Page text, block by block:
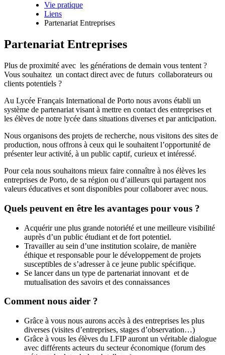
Fil
Vie pratique
Liens
Partenariat Entreprises
Partenariat Entreprises
Plus de proximité avec les générations de demain vous tentent ?
Vous souhaitez un contact direct avec de futurs collaborateurs ou
clients potentiels ?
Au Lycée Français International de Porto nous avons établi un
système de partenariat visant à mettre en contact des entreprises et
les élèves de notre lycée dans situations diverses et par anticipation.
Nous organisons des projets de recherche, nous visitons des sites de
production, nous offrons à ceux qui le souhaitent l’opportunité de
présenter leur activité, à un public captif, curieux et intéressé.
Pour cela nous souhaitons mieux faire connaître à nos élèves les
entreprises de Porto, de sa région ou d’ailleurs qui partagent nos
valeurs éducatives et sont disponibles pour collaborer avec nous.
Quels peuvent en être les avantages pour vous ?
Acquérir une plus grande notoriété et une meilleure visibilité
auprès d’un public étudiant et de fort potentiel.
Travailler au sein d’une institution scolaire, de manière
éthique et responsable pour le développement de projets
susceptibles de s’adresser à ce jeune public spécifique.
Se lancer dans un type de partenariat innovant et de
mutualisation des savoirs et des connaissances
Comment nous aider ?
Grâce à vous nous aurons accès à des entreprises les plus
diverses (visites d’entreprises, stages d’observation…)
Grâce à vous les élèves du LFIP auront un véritable dialogue
avec différents acteurs du secteur économique (forum des